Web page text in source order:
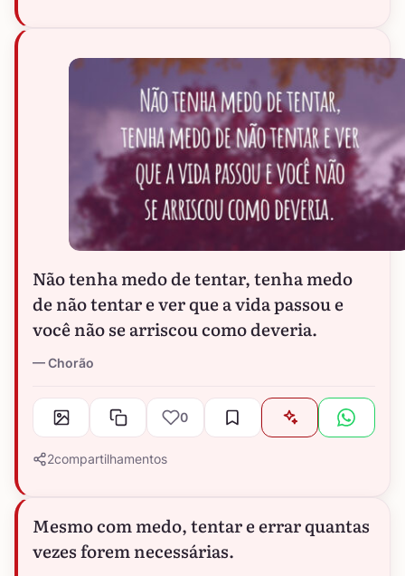
Não tenha medo de tentar, tenha medo
de não tentar e ver que a vida passou e
você não se arriscou como deveria.
Chorão
0
2compartilhamentos
Mesmo com medo, tentar e errar quantas
vezes forem necessárias.